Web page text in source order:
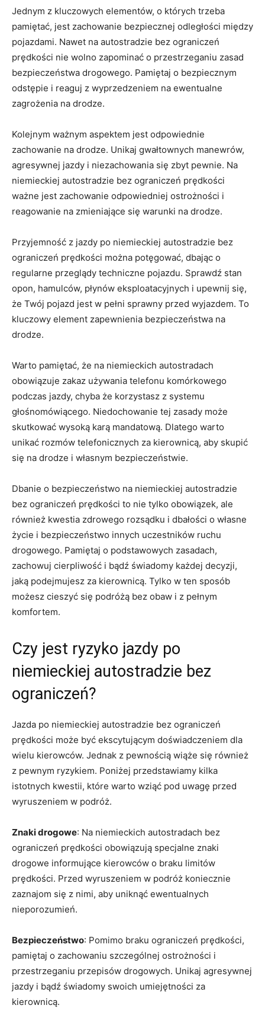
Jednym z kluczowych elementów, o których trzeba‍
pamiętać, jest‍ zachowanie bezpiecznej odległości między
pojazdami.​ Nawet na autostradzie ​bez ograniczeń
prędkości nie wolno zapominać o przestrzeganiu‌ zasad
bezpieczeństwa⁤ drogowego. Pamiętaj o bezpiecznym
odstępie i reaguj z wyprzedzeniem na ewentualne
zagrożenia na drodze.
Kolejnym ważnym aspektem jest‌ odpowiednie
zachowanie na drodze. Unikaj gwałtownych manewrów,
agresywnej jazdy i ⁢niezachowania się zbyt‍ pewnie. Na
niemieckiej autostradzie ‌bez ograniczeń​ prędkości
ważne jest zachowanie odpowiedniej ostrożności i
reagowanie na zmieniające się warunki na drodze.
Przyjemność z jazdy po niemieckiej autostradzie​ bez
ograniczeń prędkości​ można potęgować, ‌dbając ​o
regularne przeglądy techniczne pojazdu. Sprawdź stan
opon, hamulców, płynów eksploatacyjnych i upewnij się,
że Twój pojazd jest w pełni⁣ sprawny przed wyjazdem. To
kluczowy element zapewnienia​ bezpieczeństwa​ na
drodze.
Warto pamiętać, że na niemieckich autostradach
obowiązuje zakaz używania telefonu komórkowego
podczas jazdy, chyba że ​korzystasz z systemu‌
głośnomówiącego. Niedochowanie tej‍ zasady może
skutkować wysoką karą mandatową. Dlatego warto
unikać rozmów telefonicznych za ⁤kierownicą, aby ⁣skupić
się na drodze i własnym bezpieczeństwie.
Dbanie o bezpieczeństwo​ na niemieckiej autostradzie
‌bez ograniczeń prędkości to nie tylko obowiązek, ale
również kwestia zdrowego ⁢rozsądku⁣ i dbałości o własne
‌życie i bezpieczeństwo innych uczestników ruchu
drogowego. Pamiętaj o podstawowych⁣ zasadach,⁣
zachowuj cierpliwość i bądź świadomy każdej decyzji,
jaką podejmujesz za kierownicą. Tylko⁤ w ten sposób
możesz cieszyć się podróżą bez obaw i ⁣z pełnym
komfortem.
Czy jest ryzyko jazdy po
niemieckiej autostradzie bez
ograniczeń?
Jazda po niemieckiej autostradzie bez ograniczeń
prędkości może być ekscytującym‍ doświadczeniem dla ​
wielu kierowców. Jednak z pewnością wiąże się również‌
z pewnym ryzykiem. Poniżej⁢ przedstawiamy ‍kilka
‌istotnych‍ kwestii,⁢ które warto wziąć pod uwagę ‍przed
wyruszeniem w podróż.
Znaki drogowe: Na niemieckich autostradach bez​
ograniczeń ⁤prędkości⁣ obowiązują specjalne znaki
‌drogowe informujące kierowców o braku limitów‍
prędkości. Przed wyruszeniem w podróż koniecznie
zaznajom się z nimi, aby ‌uniknąć ewentualnych
nieporozumień.
Bezpieczeństwo: Pomimo braku ograniczeń prędkości,
pamiętaj o zachowaniu szczególnej ostrożności ‍i
przestrzeganiu przepisów drogowych. Unikaj ‌agresywnej
jazdy i bądź świadomy swoich umiejętności ⁣za
kierownicą.